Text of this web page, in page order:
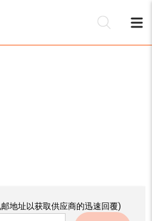
地址以获取供应商的迅速回覆)